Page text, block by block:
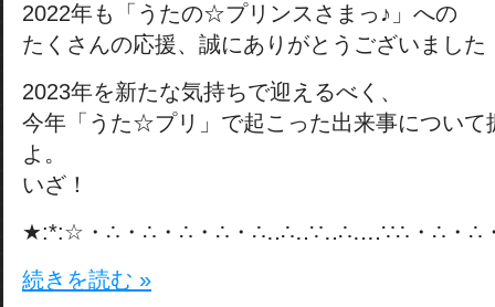
2022年も「うたの☆プリンスさまっ♪」への
たくさんの応援、誠にありがとうございました
2023年を新たな気持ちで迎えるべく、
今年「うた☆プリ」で起こった出来事について
よ。
いざ！
★:*:☆・∴・∴・∴・∴・∴‥∴‥∵‥∴‥‥∵∴・∴・∴
続きを読む »